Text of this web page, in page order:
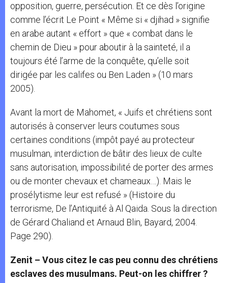
opposition, guerre, persécution. Et ce dès l’origine
comme l’écrit Le Point « Même si « djihad » signifie
en arabe autant « effort » que « combat dans le
chemin de Dieu » pour aboutir à la sainteté, il a
toujours été l’arme de la conquête, qu’elle soit
dirigée par les califes ou Ben Laden » (10 mars
2005).
Avant la mort de Mahomet, « Juifs et chrétiens sont
autorisés à conserver leurs coutumes sous
certaines conditions (impôt payé au protecteur
musulman, interdiction de bâtir des lieux de culte
sans autorisation, impossibilité de porter des armes
ou de monter chevaux et chameaux…). Mais le
prosélytisme leur est refusé » (Histoire du
terrorisme, De l’Antiquité à Al Qaida. Sous la direction
de Gérard Chaliand et Arnaud Blin, Bayard, 2004.
Page 290).
Zenit – Vous citez le cas peu connu des chrétiens
esclaves des musulmans. Peut-on les chiffrer ?